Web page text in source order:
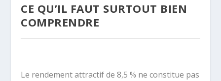
CE QU’IL FAUT SURTOUT BIEN
COMPRENDRE
Le rendement attractif de 8,5 % ne constitue pas